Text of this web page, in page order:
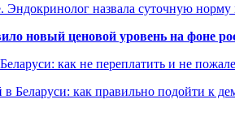
Эндокринолог назвала суточную
новый ценовой уровень на фоне
как не переплатить и не
Беларуси: как правильно подойти к